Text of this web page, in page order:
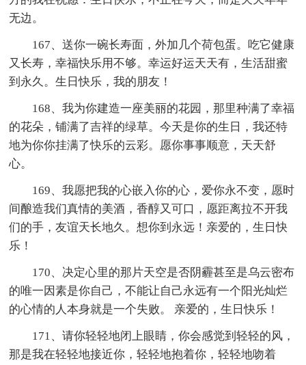
无边。
167、送你一碗长寿面，外加几个荷包蛋。吃它健康
又长寿，幸福快乐用不够。幸运好运天天有，生活甜蜜
到永久。生日快乐，我的朋友！
168、我为你建造一座美丽的花园，那里种满了幸福
的花朵，铺满了吉祥的绿草。今天是你的生日，我还特
地为你你挂满了快乐的云彩。愿你事事顺意，天天舒
心。
169、我愿把我的心嵌入你的心，爱你永不变，愿时
间酿造我们真情的美酒，香醇又可口，愿距离拉不开我
们的手，友谊天长地久。想你到永远！亲爱的，生日快
乐！
170、决定心里的那片天空是否阴霾甚至是乌云密布
的唯一因素是你自己，不能让自己永远有一个阳光灿烂
的心情的人本身就是一个失败。 亲爱的，生日快乐！
171、请你轻轻地闭上眼睛，你会感觉到轻轻的风，
那是我在轻轻地接近你，轻轻地抱着你，轻轻地吻着